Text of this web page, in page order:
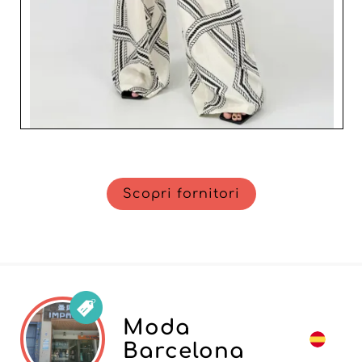
Scopri fornitori
Moda
Barcelona